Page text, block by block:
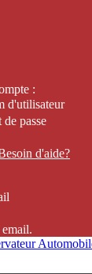
:
d'utilisateur
passe
d'aide?